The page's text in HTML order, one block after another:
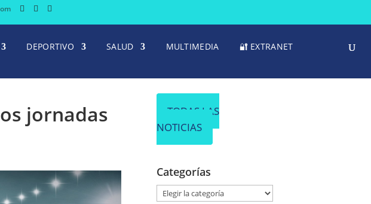
DEPORTIVO SALUD MULTIMEDIA 🔐 EXTRANET
jornadas
TODAS LAS
NOTICIAS
Categorías